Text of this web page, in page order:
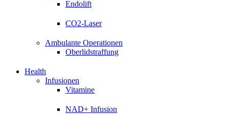
Endolift
CO2-Laser
Ambulante Operationen
Oberlidstraffung
Health
Infusionen
Vitamine
NAD+ Infusion